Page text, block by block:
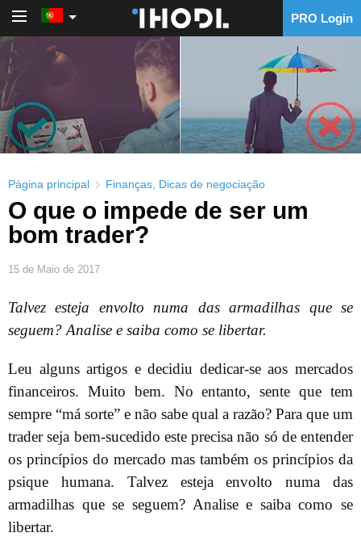
PRO Login
Página principal Finanças Dicas de negociação
O que o impede de ser um
bom trader?
15 de Maio de 2017
Talvez esteja envolto numa das armadilhas que se
seguem? Analise e saiba como se libertar.
Leu alguns artigos e decidiu dedicar-se aos mercados
financeiros. Muito bem. No entanto, sente que tem
sempre “má sorte” e não sabe qual a razão? Para que um
trader seja bem-sucedido este precisa não só de entender
os princípios do mercado mas também os princípios da
psique humana. Talvez esteja envolto numa das
armadilhas que se seguem? Analise e saiba como se
libertar.